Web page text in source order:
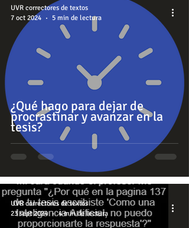
¿Qué hago para dejar de
procrastinar y avanzar en la
tesis?
UVR correctores de textos
7 oct 2024
5 min de lectura
UVR correctores de textos
23 sept 2024
4 min de lectura